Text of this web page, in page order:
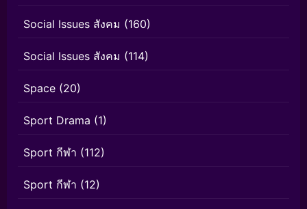
Social Issues สังคม (160)
Social Issues สังคม (114)
Space (20)
Sport Drama (1)
Sport กีฬา (112)
Sport กีฬา (12)